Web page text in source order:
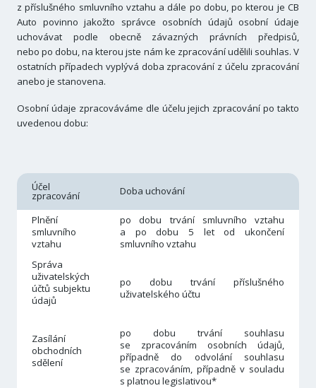
z příslušného smluvního vztahu a dále po dobu, po kterou je CB
Auto povinno jakožto správce osobních údajů osobní údaje
uchovávat podle obecně závazných právních předpisů,
nebo po dobu, na kterou jste nám ke zpracování udělili souhlas. V
ostatních případech vyplývá doba zpracování z účelu zpracování
anebo je stanovena.
Osobní údaje zpracováváme dle účelu jejich zpracování po takto
uvedenou dobu:
Účel
zpracování Doba uchování
Plnění
smluvního
vztahu
po dobu trvání smluvního vztahu
a po dobu 5 let od ukončení
smluvního vztahu
Správa
uživatelských
účtů subjektu
údajů
po dobu trvání příslušného
uživatelského účtu
Zasílání
obchodních
sdělení
po dobu trvání souhlasu
se zpracováním osobních údajů,
případně do odvolání souhlasu
se zpracováním, případně v souladu
s platnou legislativou*